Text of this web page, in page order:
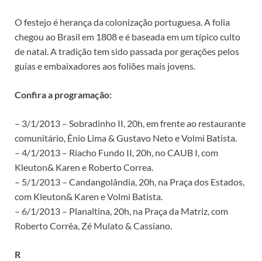
O festejo é herança da colonização portuguesa. A folia
chegou ao Brasil em 1808 e é baseada em um típico culto
de natal. A tradição tem sido passada por gerações pelos
guias e embaixadores aos foliões mais jovens.
Confira a programação:
– 3/1/2013 – Sobradinho II, 20h, em frente ao restaurante
comunitário, Ênio Lima & Gustavo Neto e Volmi Batista.
– 4/1/2013 – Riacho Fundo II, 20h, no CAUB I, com
Kleuton& Karen e Roberto Correa.
– 5/1/2013 – Candangolândia, 20h, na Praça dos Estados,
com Kleuton& Karen e Volmi Batista.
– 6/1/2013 – Planaltina, 20h, na Praça da Matriz, com
Roberto Corrêa, Zé Mulato & Cassiano.
R